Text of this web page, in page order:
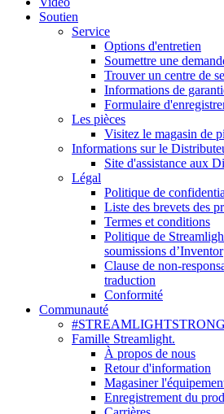
Soutien
Service
Options d'entretien
Soumettre une
Trouver un centre de
Informations de
Formulaire
Les pièces
Visitez le magasin de
Informations sur le
Site d'assistance aux
Légal
Politique de
Liste des brevets des
Termes et conditions
Politique de
soumissions d’Inventor
Clause de non-
traduction
Conformité
Communauté
#STREAMLIGHTSTRONG
Famille Streamlight.
À propos de nous
Retour d'information
Magasiner
Enregistrement du